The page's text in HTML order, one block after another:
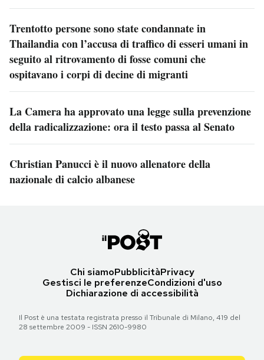
Trentotto persone sono state condannate in
Thailandia con l’accusa di traffico di esseri umani in
seguito al ritrovamento di fosse comuni che
ospitavano i corpi di decine di migranti
La Camera ha approvato una legge sulla prevenzione
della radicalizzazione: ora il testo passa al Senato
Christian Panucci è il nuovo allenatore della
nazionale di calcio albanese
Chi siamoPubblicitàPrivacy
Gestisci le preferenzeCondizioni d'uso
Dichiarazione di accessibilità
Il Post è una testata registrata presso il Tribunale di Milano, 419 del
28 settembre 2009 - ISSN 2610-9980